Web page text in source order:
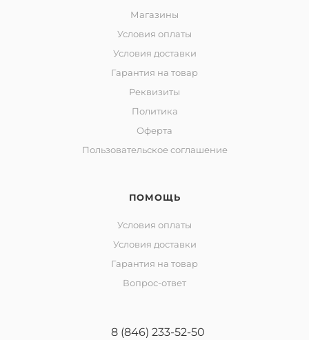
Магазины
Условия оплаты
Условия доставки
Гарантия на товар
Реквизиты
Политика
Оферта
Пользовательское соглашение
ПОМОЩЬ
Условия оплаты
Условия доставки
Гарантия на товар
Вопрос-ответ
8 (846) 233-52-50